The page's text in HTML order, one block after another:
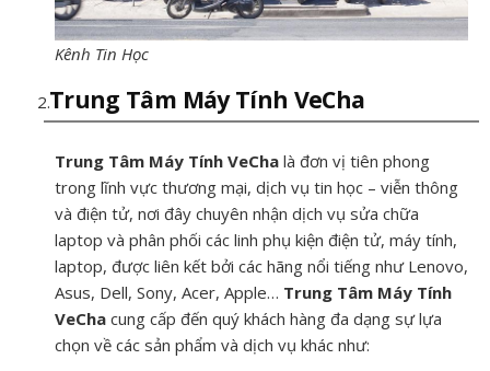
Kênh Tin Học
Trung Tâm Máy Tính VeCha
Trung Tâm Máy Tính VeCha là đơn vị tiên phong
trong lĩnh vực thương mại, dịch vụ tin học – viễn thông
và điện tử, nơi đây chuyên nhận dịch vụ sửa chữa
laptop và phân phối các linh phụ kiện điện tử, máy tính,
laptop, được liên kết bởi các hãng nổi tiếng như Lenovo,
Asus, Dell, Sony, Acer, Apple… Trung Tâm Máy Tính
VeCha cung cấp đến quý khách hàng đa dạng sự lựa
chọn về các sản phẩm và dịch vụ khác như: